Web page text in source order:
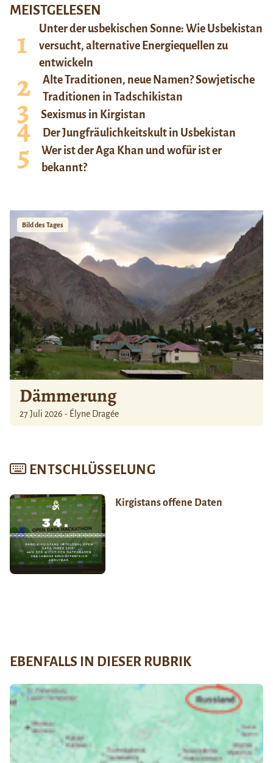
MEISTGELESEN
Unter der usbekischen Sonne: Wie Usbekistan
versucht, alternative Energiequellen zu
entwickeln
Alte Traditionen, neue Namen? Sowjetische
Traditionen in Tadschikistan
Sexismus in Kirgistan
Der Jungfräulichkeitskult in Usbekistan
Wer ist der Aga Khan und wofür ist er
bekannt?
Bild des Tages
Dämmerung
27 Juli 2026 - Élyne Dragée
ENTSCHLÜSSELUNG
Kirgistans offene Daten
EBENFALLS IN DIESER RUBRIK